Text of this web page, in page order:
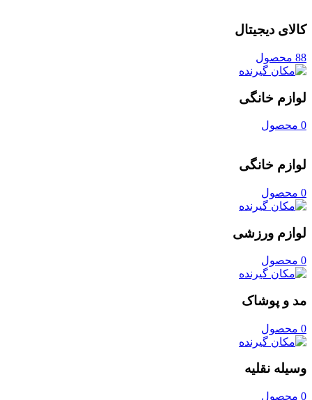
کالای دیجیتال
88 محصول
لوازم خانگی
0 محصول
لوازم خانگی
0 محصول
لوازم ورزشی
0 محصول
مد و پوشاک
0 محصول
وسیله نقلیه
0 محصول